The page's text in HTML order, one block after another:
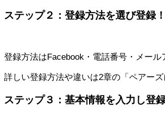
ステップ２：登録方法を選び登録！
登録方法はFacebook・電話番号・メー
詳しい登録方法や違いは2章の「ペアー
ステップ３：基本情報を入力し登